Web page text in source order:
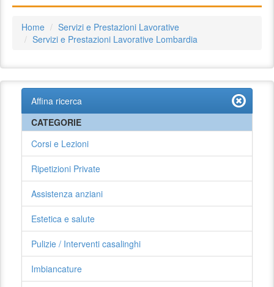
Home
Servizi e Prestazioni Lavorative
Servizi e Prestazioni Lavorative Lombardia
Affina ricerca
CATEGORIE
Corsi e Lezioni
Ripetizioni Private
Assistenza anziani
Estetica e salute
Pulizie / Interventi casalinghi
Imbiancature